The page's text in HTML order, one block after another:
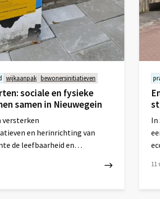
wijkaanpak bewonersinitiatieven
sociale en fysieke
samen in Nieuwegein
versterken
en herinrichting van
de leefbaarheid en
In
11